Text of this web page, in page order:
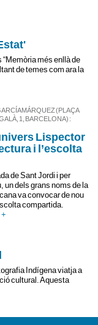
més enllà de
de temes com ara la
MÁRQUEZ (PLAÇA
1, BARCELONA) :
Lispector
i l’escolta
de Sant Jordi i per
un dels grans noms de la
va convocar de nou
compartida.
+
Indígena viatja a
cultural. Aquesta